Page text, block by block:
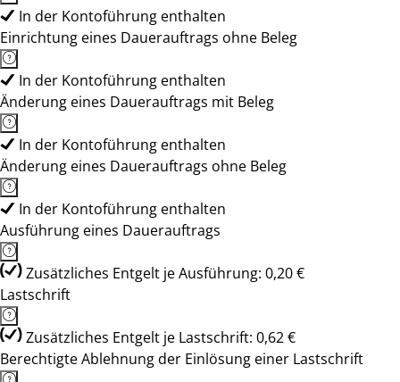
In der Kontoführung enthalten
Einrichtung eines Dauerauftrags ohne Beleg
In der Kontoführung enthalten
Änderung eines Dauerauftrags mit Beleg
In der Kontoführung enthalten
Änderung eines Dauerauftrags ohne Beleg
In der Kontoführung enthalten
Ausführung eines Dauerauftrags
Zusätzliches Entgelt je Ausführung: 0,20 €
Lastschrift
Zusätzliches Entgelt je Lastschrift: 0,62 €
Berechtigte Ablehnung der Einlösung einer Lastschrift